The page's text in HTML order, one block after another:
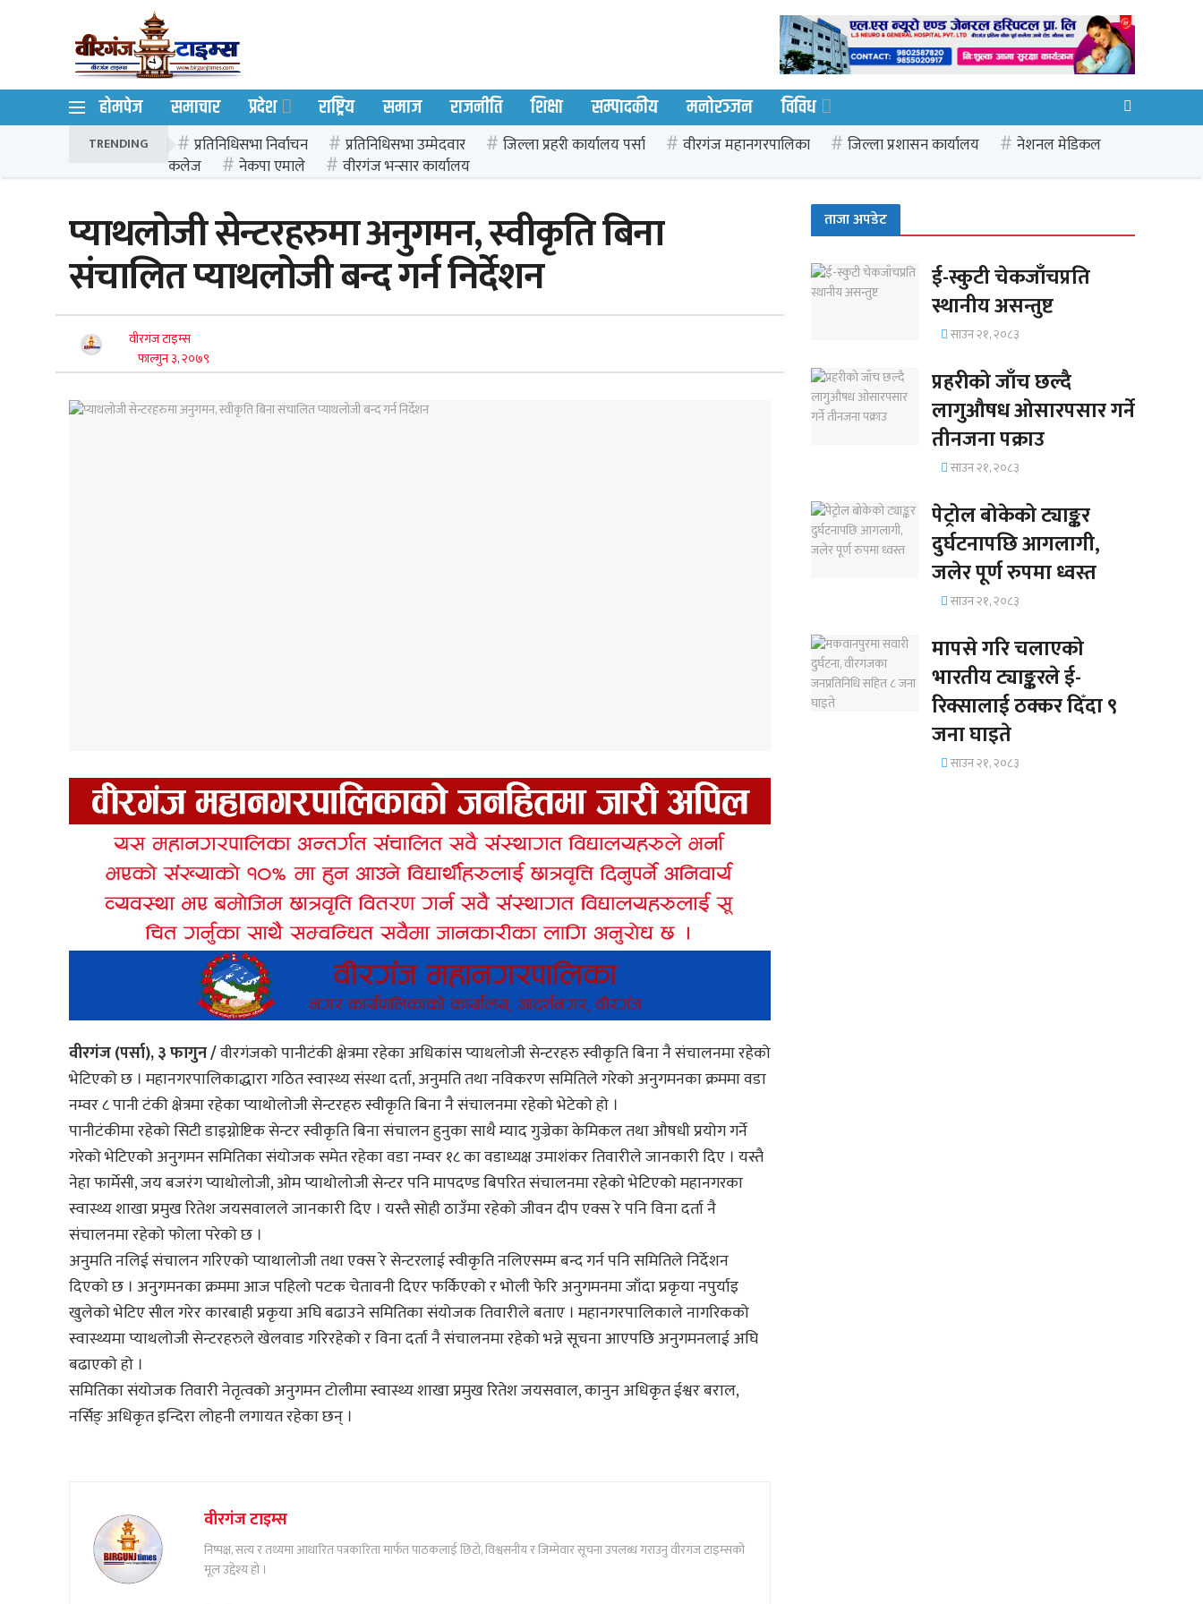
होमपेज समाचार प्रदेश राष्ट्रिय समाज राजनीति शिक्षा सम्पादकीय मनोरञ्जन विविध
TRENDING प्रतिनिधिसभा निर्वाचन प्रतिनिधिसभा उम्मेदवार जिल्ला प्रहरी कार्यालय पर्सा वीरगंज महानगरपालिका जिल्ला प्रशासन कार्यालय
नेशनल मेडिकल
कलेज
नेकपा एमाले वीरगंज भन्सार कार्यालय
प्याथलोजी सेन्टरहरुमा अनुगमन, स्वीकृति बिना
संचालित प्याथलोजी बन्द गर्न निर्देशन
वीरगंज टाइम्स
फाल्गुन ३, २०७९
वीरगंज (पर्सा), ३ फागुन /वीरगंजको पानीटंकी क्षेत्रमा रहेका अधिकांस प्याथलोजी सेन्टरहरु स्वीकृति बिना नै संचालनमा रहेको
भेटिएको छ । महानगरपालिकाद्धारा गठित स्वास्थ्य संस्था दर्ता, अनुमति तथा नविकरण समितिले गरेको अनुगमनका क्रममा वडा
नम्वर ८ पानी टंकी क्षेत्रमा रहेका प्याथोलोजी सेन्टरहरु स्वीकृति बिना नै संचालनमा रहेको भेटेको हो ।
पानीटंकीमा रहेको सिटी डाइग्नोष्टिक सेन्टर स्वीकृति बिना संचालन हुनुका साथै म्याद गुज्रेका केमिकल तथा औषधी प्रयोग गर्ने
गरेको भेटिएको अनुगमन समितिका संयोजक समेत रहेका वडा नम्वर १८ का वडाध्यक्ष उमाशंकर तिवारीले जानकारी दिए । यस्तै
नेहा फार्मेसी, जय बजरंग प्याथोलोजी, ओम प्याथोलोजी सेन्टर पनि मापदण्ड बिपरित संचालनमा रहेको भेटिएको महानगरका
स्वास्थ्य शाखा प्रमुख रितेश जयसवालले जानकारी दिए । यस्तै सोही ठाउँमा रहेको जीवन दीप एक्स रे पनि विना दर्ता नै
संचालनमा रहेको फोला परेको छ ।
अनुमति नलिई संचालन गरिएको प्याथालोजी तथा एक्स रे सेन्टरलाई स्वीकृति नलिएसम्म बन्द गर्न पनि समितिले निर्देशन
दिएको छ । अनुगमनका क्रममा आज पहिलो पटक चेतावनी दिएर फर्किएको र भोली फेरि अनुगमनमा जाँदा प्रकृया नपुर्याइ
खुलेको भेटिए सील गरेर कारबाही प्रकृया अघि बढाउने समितिका संयोजक तिवारीले बताए । महानगरपालिकाले नागरिकको
स्वास्थ्यमा प्याथलोजी सेन्टरहरुले खेलवाड गरिरहेको र विना दर्ता नै संचालनमा रहेको भन्ने सूचना आएपछि अनुगमनलाई अघि
बढाएको हो ।
समितिका संयोजक तिवारी नेतृत्वको अनुगमन टोलीमा स्वास्थ्य शाखा प्रमुख रितेश जयसवाल, कानुन अधिकृत ईश्वर बराल,
नर्सिङ् अधिकृत इन्दिरा लोहनी लगायत रहेका छन् ।
वीरगंज टाइम्स
निष्पक्ष, सत्य र तथ्यमा आधारित पत्रकारिता मार्फत पाठकलाई छिटो, विश्वसनीय र जिम्मेवार सूचना उपलब्ध गराउनु वीरगंज टाइम्सको
मूल उद्देश्य हो ।
ताजा अपडेट
ई-स्कुटी चेकजाँचप्रति
स्थानीय असन्तुष्ट
साउन २१, २०८३
प्रहरीको जाँच छल्दै
लागुऔषध ओसारपसार गर्ने
तीनजना पक्राउ
साउन २१, २०८३
पेट्रोल बोकेको ट्याङ्कर
दुर्घटनापछि आगलागी,
जलेर पूर्ण रुपमा ध्वस्त
साउन २१, २०८३
मापसे गरि चलाएको
भारतीय ट्याङ्करले ई-
रिक्सालाई ठक्कर दिँदा ९
जना घाइते
साउन २१, २०८३